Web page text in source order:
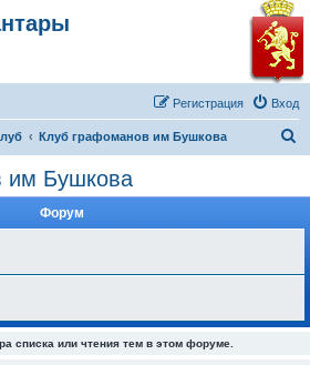
Вход
Регистрация
Клуб графоманов им Бушкова
им Бушкова
Форум
списка или чтения тем в этом форуме.